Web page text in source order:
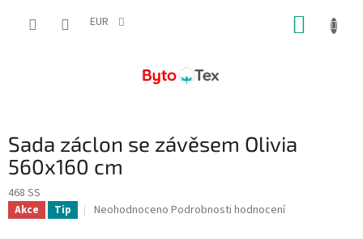
EUR
Sada záclon se závěsem Olivia
560x160 cm
468 SS
Akce Tip
Průměrné
Neohodnoceno Podrobnosti hodnocení